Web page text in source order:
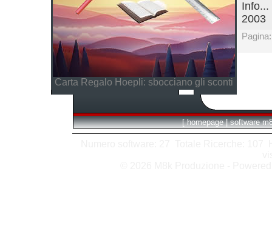
Carta Regalo Hoepli: sbocciano gli sconti
Info...
2003
[ homepage | software